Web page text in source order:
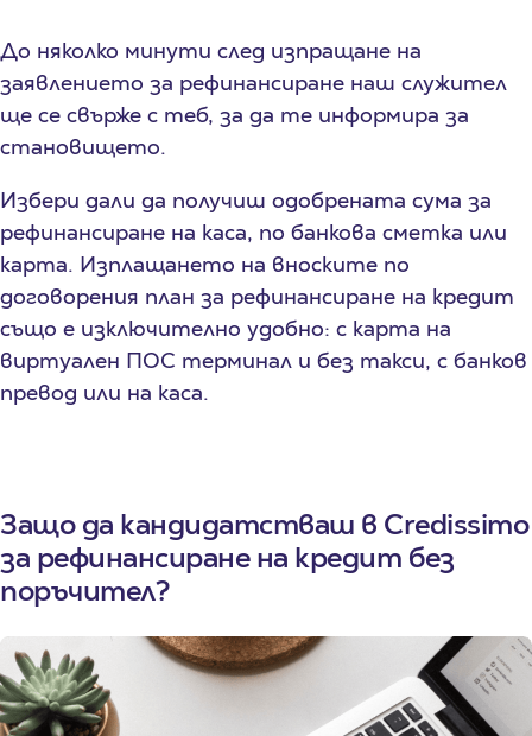
До няколко минути след изпращане на
заявлението за рефинансиране наш служител
ще се свърже с теб, за да те информира за
становището.
Избери дали да получиш одобрената сума за
рефинансиране на каса, по банкова сметка или
карта. Изплащането на вноските по
договорения план за рефинансиране на кредит
също е изключително удобно: с карта на
виртуален ПОС терминал и без такси, с банков
превод или на каса.
Защо да кандидатстваш в Credissimo
за рефинансиране на кредит без
поръчител?